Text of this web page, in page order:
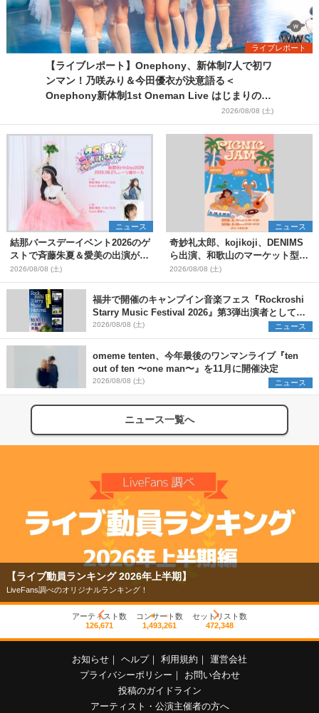
ライブレポート
【ライブレポート】Onephony、新体制7人で初ワ
ンマン！乃咲みり＆今田優衣が決意語る＜
Onephony新体制1st Oneman Live はじまりの夏
2026/08/08 (土)
ニュース
結那バースデーイベント2026のゲ
ストで斉藤朱夏＆愛美の出演が決
定
2026/08/08 (土)
ニュース
奇妙礼太郎、kojikoji、DENIMS
ら出演、和歌山のマーケット型野
外イベント『PICNIC JAM
2026』早割チケット発売開始
2026/08/08 (土)
福井で開催のキャンプイン音楽フェス『Rockroshi
Starry Music Festival 2026』第3弾出演者として
SCOOBIE DO、かりゆし58、Reiを発表
2026/08/08 (土) ニュース
omeme tenten、今年最後のワンマンライブ『ten
out of ten 〜one man〜』を11月に開催決定
2026/08/08 (土) ニュース
ニュース一覧へ
【ライブ動員ランキング 2026年上半期】
LiveFans調べのオリジナルランキング！
アーティスト数
126,671
コンサート数
1,493,261
セットリスト数
472,348
お知らせ ｜ ヘルプ｜ 利用規約 ｜ 運営会社
プライバシーポリシー ｜
お問い合わせ
投稿のガイドライン
アーティスト・公演主催者の方へ